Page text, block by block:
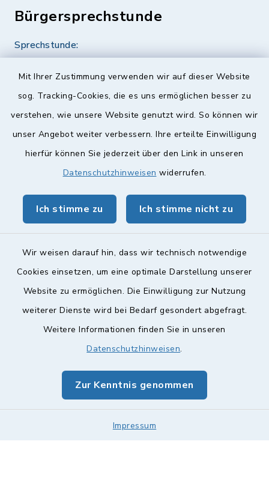
Mit Ihrer Zustimmung verwenden wir auf dieser Website
sog. Tracking-Cookies, die es uns ermöglichen besser zu
verstehen, wie unsere Website genutzt wird. So können wir
unser Angebot weiter verbessern. Ihre erteilte Einwilligung
hierfür können Sie jederzeit über den Link in unseren
Datenschutzhinweisen widerrufen.
Ich stimme zu Ich stimme nicht zu
Wir weisen darauf hin, dass wir technisch notwendige
Cookies einsetzen, um eine optimale Darstellung unserer
Website zu ermöglichen. Die Einwilligung zur Nutzung
weiterer Dienste wird bei Bedarf gesondert abgefragt.
Weitere Informationen finden Sie in unseren
Datenschutzhinweisen.
Zur Kenntnis genommen
Impressum
Bürgersprechstunde
Sprechstunde:
Quicklinks
Landkreis Lichtenfels
geoPortal Lichtenfels
Barrierefreiheit
Impressum
Sitemap